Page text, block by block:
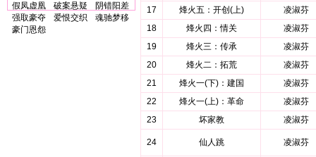
假凤虚凰
破案悬疑
阴错阳差
强取豪夺
爱恨交织
魂驰梦移
豪门恩怨
17
烽火五：开创(上)
凌淑芬
18
烽火四：情关
凌淑芬
19
烽火三：传承
凌淑芬
20
烽火二：拓荒
凌淑芬
21
烽火一(下)：建国
凌淑芬
22
烽火一(上)：革命
凌淑芬
23
坏家教 凌淑芬
24 仙人跳 凌淑芬